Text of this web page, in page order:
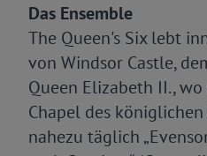
Das Ensemble
The Queen's Six lebt
von Windsor Castle,
Queen Elizabeth II., wo
Chapel des
nahezu täglich